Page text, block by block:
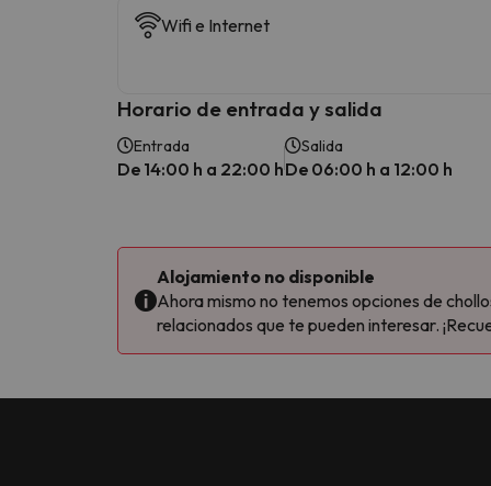
Wifi e Internet
Horario de entrada y salida
Entrada
De 14:00 h a 22:00 h
Salida
De 06:00 h a 12:00 h
Alojamiento no disponible
Ahora mismo no tenemos opciones de
relacionados que te pueden interesar.